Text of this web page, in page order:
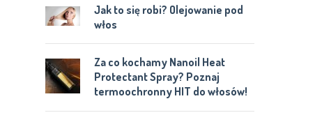
Jak to się robi? Olejowanie pod
włos
Za co kochamy Nanoil Heat
Protectant Spray? Poznaj
termoochronny HIT do włosów!